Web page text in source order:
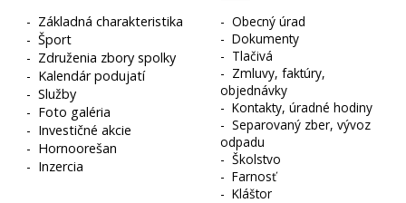
- Základná charakteristika
-Šport
- Združenia zbory spolky
- Kalendár podujatí
-Služby
- Foto galéria
- Investičné akcie
- Hornoorešan
- Inzercia
-Obecný úrad
-Dokumenty
- Tlačivá
- Zmluvy, faktúry,
objednávky
-Kontakty, úradné hodiny
-Separovaný zber, vývoz
odpadu
-Školstvo
-Farnosť
-Kláštor